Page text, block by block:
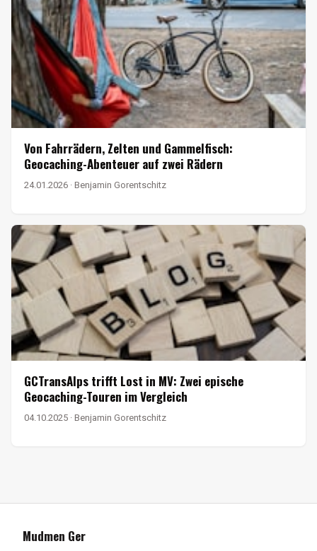
Von Fahrrädern, Zelten und Gammelfisch:
Geocaching-Abenteuer auf zwei Rädern
24.01.2026 · Benjamin Gorentschitz
GCTransAlps trifft Lost in MV: Zwei epische
Geocaching-Touren im Vergleich
04.10.2025 · Benjamin Gorentschitz
Mudmen Ger